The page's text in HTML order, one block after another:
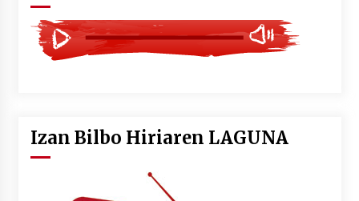
Izan Bilbo Hiriaren LAGUNA